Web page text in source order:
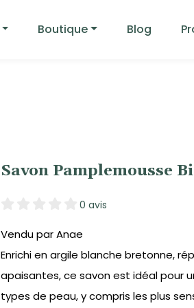
Boutique Blog
Savon Pamplemousse
0 avis
Vendu par Anae
Enrichi en argile blanche bretonne,
apaisantes, ce savon est idéal pour
types de peau, y compris les plus